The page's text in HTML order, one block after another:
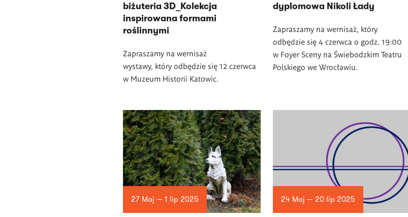
biżuteria 3D_Kolekcja
inspirowana formami
roślinnymi
Zapraszamy na wernisaż
wystawy, który odbędzie się 12 czerwca
w Muzeum Historii Katowic.
dyplomowa Nikoli Łady
Zapraszamy na wernisaż, który
odbędzie się 4 czerwca o godz. 19:00
w Foyer Sceny na Świebodzkim Teatru
Polskiego we Wrocławiu.
27 Maj — 1 lip 2025 24 Maj — 20 lip 2025